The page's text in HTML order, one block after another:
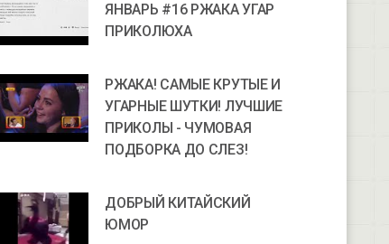
ЯНВАРЬ #16 РЖАКА УГАР
ПРИКОЛЮХА
РЖАКА! САМЫЕ КРУТЫЕ И
УГАРНЫЕ ШУТКИ! ЛУЧШИЕ
ПРИКОЛЫ - ЧУМОВАЯ
ПОДБОРКА ДО СЛЕЗ!
ДОБРЫЙ КИТАЙСКИЙ
ЮМОР